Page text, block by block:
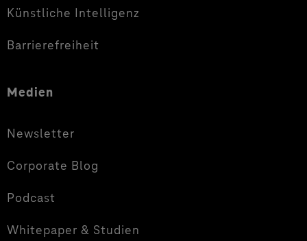
Künstliche Intelligenz
Barrierefreiheit
Medien
Newsletter
Corporate Blog
Podcast
Whitepaper & Studien